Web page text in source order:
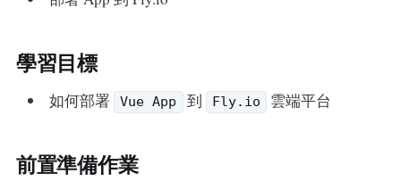
學習目標
如何部署 Vue App 到 Fly.io 雲端平台
前置準備作業